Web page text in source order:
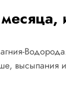
высыпания